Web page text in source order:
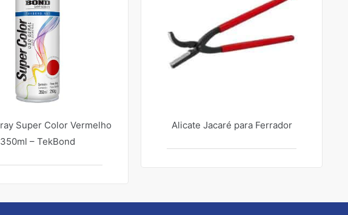
Super Color Vermelho
350ml – TekBond
Alicate Jacaré para Ferrador